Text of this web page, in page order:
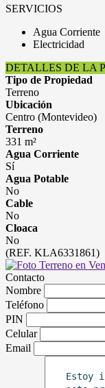
SERVICIOS
Agua Corriente
Electricidad
DETALLES DE LA
Tipo de Propiedad
Terreno
Ubicación
Centro (Montevideo)
Terreno
331 m²
Agua Corriente
Sí
Agua Potable
No
Cable
No
Cloaca
No
(REF. KLA6331861)
Contacto
Nombre
Teléfono
PIN
Celular
Email